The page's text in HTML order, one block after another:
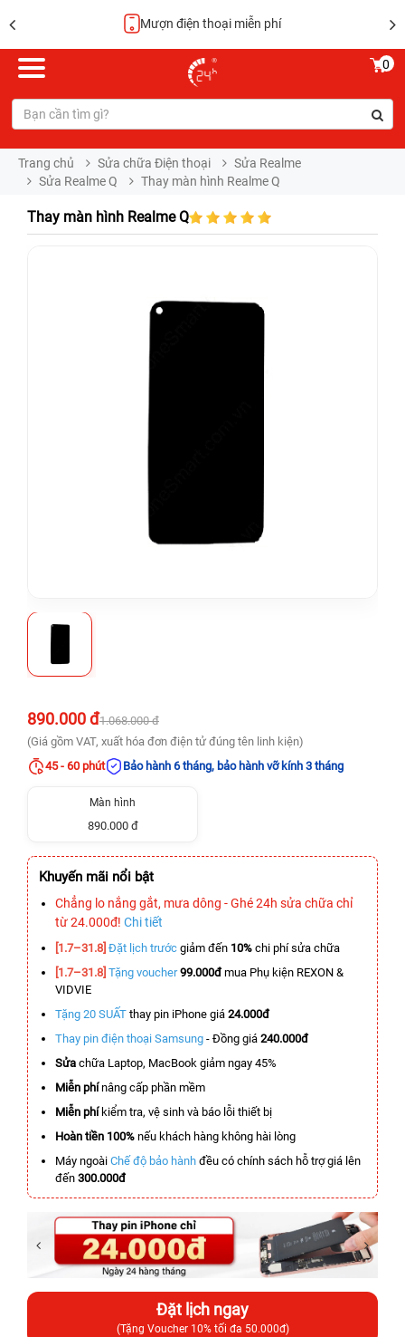
Mượn điện thoại miễn phí
0
Trang chủ Sửa chữa Điện thoại
Sửa Realme
Sửa Realme Q
Thay màn hình Realme Q
Thay màn hình Realme Q
890.000 đ1.068.000 đ
(Giá gồm VAT, xuất hóa đơn điện tử đúng tên linh kiện)
45 - 60 phút
Bảo hành 6 tháng, bảo hành vỡ kính 3 tháng
Màn hình
890.000 đ
Khuyến mãi nổi bật
Chẳng lo nắng gắt, mưa dông - Ghé 24h sửa chữa chỉ
từ 24.000đ! Chi tiết
[1.7–31.8] Đặt lịch trước giảm đến 10% chi phí sửa chữa
[1.7–31.8] Tặng voucher 99.000đmua Phụ kiện REXON &
VIDVIE
Tặng 20 SUẤT thay pin iPhone giá 24.000đ
Thay pin điện thoại Samsung - Đồng giá 240.000đ
Sửa chữa Laptop, MacBook giảm ngay 45%
Miễn phínâng cấp phần mềm
Miễn phíkiểm tra, vệ sinh và báo lỗi thiết bị
Hoàn tiền 100% nếu khách hàng không hài lòng
Máy ngoài Chế độ bảo hành đều có chính sách hỗ trợ giá lên
đến 300.000đ
Đặt lịch ngay
(Tặng Voucher 10% tối đa 50.000đ)